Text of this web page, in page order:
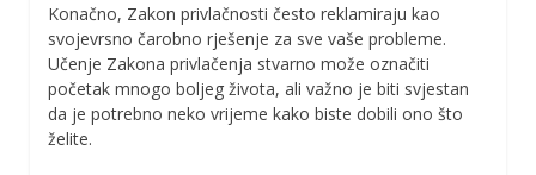
Konačno, Zakon privlačnosti često reklamiraju kao
svojevrsno čarobno rješenje za sve vaše probleme.
Učenje Zakona privlačenja stvarno može označiti
početak mnogo boljeg života, ali važno je biti svjestan
da je potrebno neko vrijeme kako biste dobili ono što
želite.